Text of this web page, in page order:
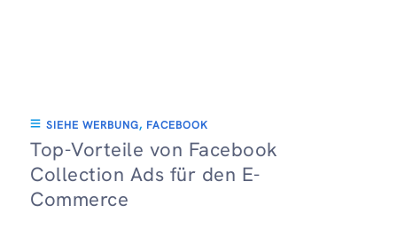
SIEHE WERBUNG, FACEBOOK
Top-Vorteile von Facebook
Collection Ads für den E-
Commerce